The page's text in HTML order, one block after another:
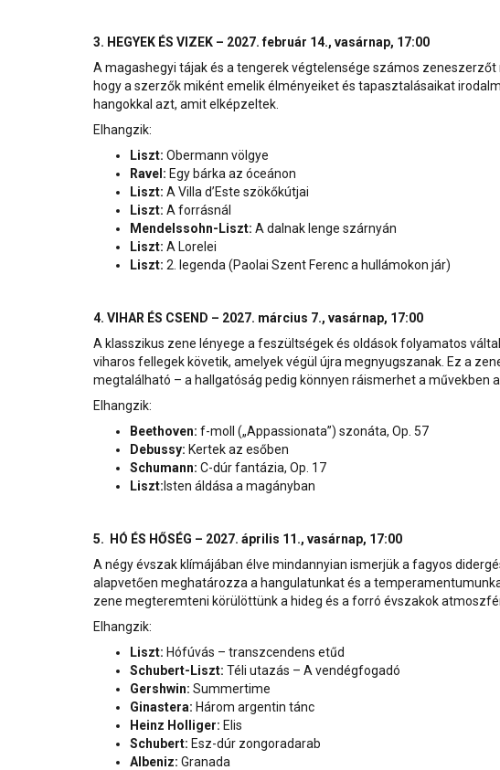
3. H EGYEK ÉS VIZEK – 2027. február 14., vasárnap, 17:00
A magashegyi tájak és a tengerek végtelensége számos
hogy a szerzők miként emelik élményeiket és tapasztalásaikat
hangokkal azt, amit elképzeltek.
Elhangzik:
Liszt: Obermann völgye
Ravel: Egy bárka az óceánon
Liszt: A Villa d’Este szökőkútjai
Liszt: A forrásnál
Mendelssohn-Liszt: A dalnak lenge szárnyán
Liszt: A Lorelei
Liszt: 2. legenda (Paolai Szent Ferenc a hullámokon jár)
4. VIHAR ÉS CSEND – 2027. március 7., vasárnap, 17:00
A klasszikus zene lényege a feszültségek és oldások folyamatos
viharos fellegek követik, amelyek végül újra megnyugszanak. Ez a
megtalálható – a hallgatóság pedig könnyen ráismerhet a művekben
Elhangzik:
Beethoven: f-moll („Appassionata”) szonáta, Op. 57
Debussy: Kertek az esőben
Schumann: C-dúr fantázia, Op. 17
Liszt: Isten áldása a magányban
5. HÓ ÉS HŐSÉG – 2027. április 11., vasárnap, 17:00
A négy évszak klímájában élve mindannyian ismerjük a fagyos
alapvetően meghatározza a hangulatunkat és a
zene megteremteni körülöttünk a hideg és a forró évszakok
Elhangzik:
Liszt: Hófúvás – transzcendens etűd
Schubert-Liszt: Téli utazás – A vendégfogadó
Gershwin: Summertime
Ginastera: Három argentin tánc
Heinz Holliger: Elis
Schubert: Esz-dúr zongoradarab
Albeniz: Granada